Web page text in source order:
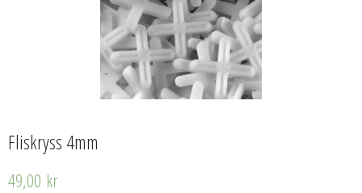
Fliskryss 4mm
49,00 kr